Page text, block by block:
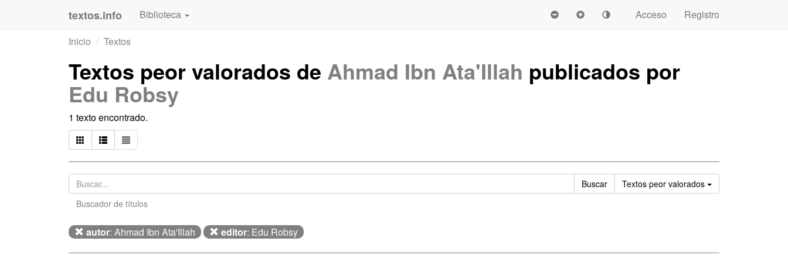
textos.info Biblioteca Acceso
Registro
Inicio
Textos
Textos peor valorados de Ahmad Ibn Ata'Illah publicados por
Edu Robsy
1 texto encontrado.
Buscar Textos peor valorados Ordenar
Buscador de títulos
autor: Ahmad Ibn Ata'Illah editor: Edu Robsy